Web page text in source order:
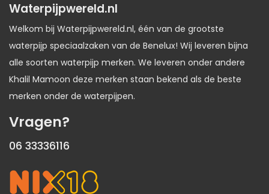
Waterpijpwereld.nl
Welkom bij Waterpijpwereld.nl, één van de grootste
waterpijp speciaalzaken van de Benelux! Wij leveren bijna
alle soorten waterpijp merken. We leveren onder andere
Khalil Mamoon deze merken staan bekend als de beste
merken onder de waterpijpen.
Vragen?
06 33336116